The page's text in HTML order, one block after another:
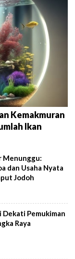
Kemakmuran
Ikan
Menunggu:
dan Usaha Nyata
Jodoh
Pemukiman
Raya